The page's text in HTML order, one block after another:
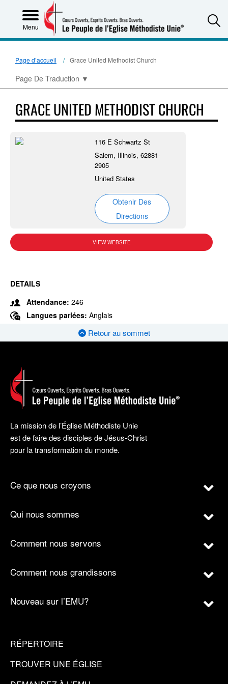
Menu
Page d’accueil Grace United Methodist Church
Page De Traduction ▼
GRACE UNITED METHODIST CHURCH
116 E Schwartz St
Salem, Illinois, 62881-
2905
United States
Obtenir Des
Directions
VIEW WEBSITE
DETAILS
Attendance: 246
Langues parlées: Anglais
Retour au sommet
La mission de l’Église Méthodiste Unie
est de faire des disciples de Jésus-Christ
pour la transformation du monde.
Ce que nous croyons
Qui nous sommes
Comment nous servons
Comment nous grandissons
Nouveau sur l’EMU?
RÉPERTOIRE
TROUVER UNE ÉGLISE